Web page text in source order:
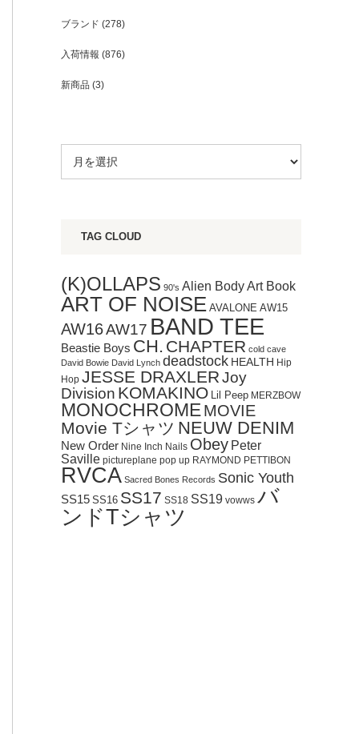
ブランド (278)
入荷情報 (876)
新商品 (3)
TAG CLOUD
(K)OLLAPS 90's Alien BodyArt Book
ART OF NOISE AVALONE AW15
AW16AW17 BAND TEE
Beastie Boys CH. CHAPTER cold cave
David Bowie David Lynch deadstock HEALTH Hip
Hop JESSE DRAXLERJoy
Division KOMAKINO Lil Peep MERZBOW
MONOCHROMEMOVIE
Movie Tシャツ NEUW DENIM
New Order Nine Inch Nails Obey Peter
Saville pictureplane pop up RAYMOND PETTIBON
RVCA Sacred Bones Records Sonic Youth
SS15 SS16 SS17 SS18 SS19 vowws バ
ンドTシャツ